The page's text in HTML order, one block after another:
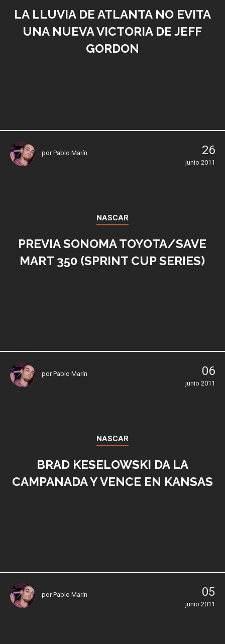
LA LLUVIA DE ATLANTA NO EVITA
UNA NUEVA VICTORIA DE JEFF
GORDON
porPablo Marín 26
junio 2011
NASCAR
PREVIA SONOMA TOYOTA/SAVE
MART 350 (SPRINT CUP SERIES)
porPablo Marín 06
junio 2011
NASCAR
BRAD KESELOWSKI DA LA
CAMPANADA Y VENCE EN KANSAS
porPablo Marín 05
junio 2011